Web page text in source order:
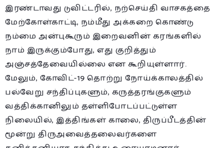
இரண்டாவது டுவிட்டரில், நற்செய்தி வாசகத்தை
மேற்கோள்காட்டி, நம்மீது அக்கறை கொண்டு
நம்மை அன்புகூரும் இறைவனின் கரங்களில்
நாம் இருக்கும்போது, எது குறித்தும்
அஞ்சத்தேவையில்லை என கூறியுள்ளார்.
மேலும், கோவிட்-19 தொற்று நோய்க்காலத்தில்
பல்வேறு சந்திப்புகளும், கருத்தரங்குகளும்
வத்திக்கானிலும் தள்ளிபோடப்பட்டுள்ள
நிலையில், இத்திங்கள் காலை, திருப்பீடத்தின்
மூன்று திருஅவைத்தலைவர்களை